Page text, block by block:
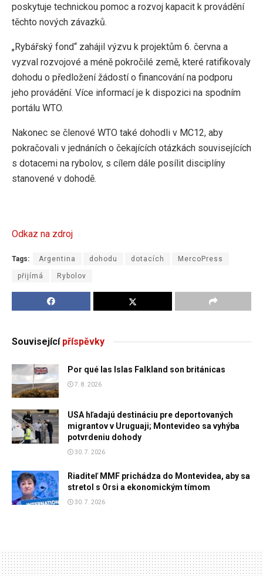
poskytuje technickou pomoc a rozvoj kapacit k provádění
těchto nových závazků.
„Rybářský fond“ zahájil výzvu k projektům 6. června a
vyzval rozvojové a méně pokročilé země, které ratifikovaly
dohodu o předložení žádostí o financování na podporu
jeho provádění. Více informací je k dispozici na spodním
portálu WTO.
Nakonec se členové WTO také dohodli v MC12, aby
pokračovali v jednáních o čekajících otázkách souvisejících
s dotacemi na rybolov, s cílem dále posílit disciplíny
stanovené v dohodě.
Odkaz na zdroj
Tags: Argentina dohodu dotacích MercoPress
přijímá Rybolov
Souvisejícípříspěvky
Por qué las Islas Falkland son británicas
7. 8. 2026
USA hľadajú destináciu pre deportovaných
migrantov v Uruguaji; Montevideo sa vyhýba
potvrdeniu dohody
30. 7. 2026
Riaditeľ MMF prichádza do Montevidea, aby sa
stretol s Orsi a ekonomickým tímom
30. 7. 2026